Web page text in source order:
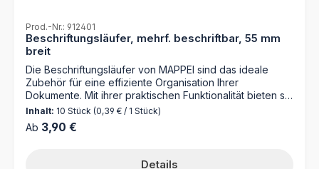
Prod.-Nr.: 912401
Beschriftungsläufer, mehrf. beschriftbar, 55 mm
breit
Die Beschriftungsläufer von MAPPEI sind das ideale
Zubehör für eine effiziente Organisation Ihrer
Dokumente. Mit ihrer praktischen Funktionalität bieten sie
eine einfache Lösung für die Beschriftung und
Kennzeichnung von Aktionsmappen. Optimieren Sie Ihre
Büroorganisation mit den Beschriftungsläufern von
speziell für Aktionsmappen und Mappen mit
Inhalt: 10 Stück (0,39 € / 1 Stück)
Regulärer Preis:
Ab 3,90 €
Details